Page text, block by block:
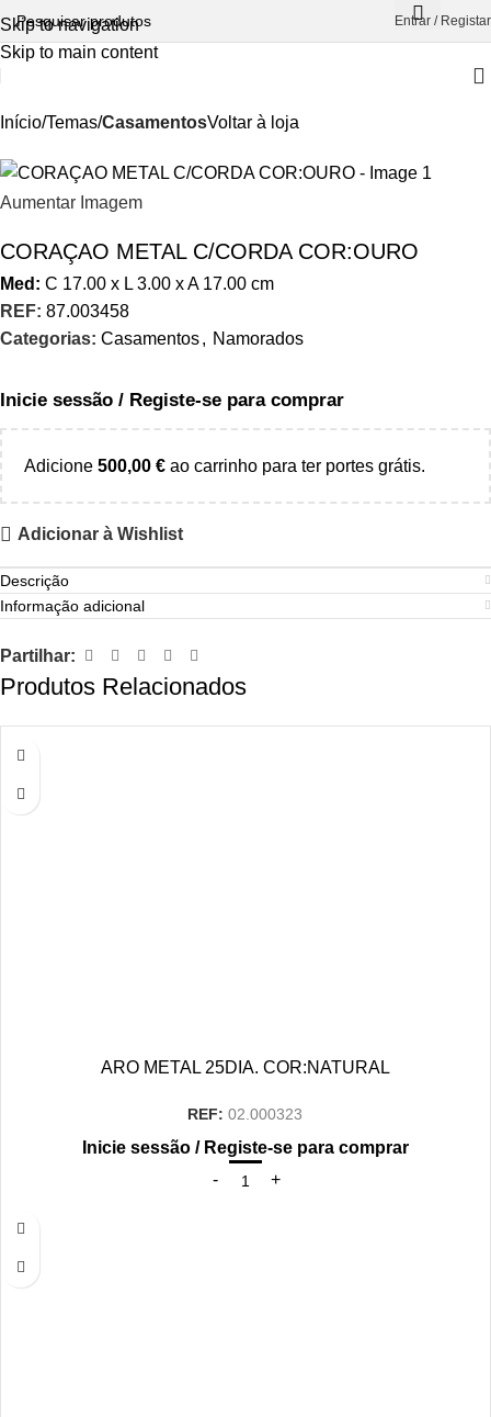
Skip to navigation
Skip to main content
Entrar / Registar
Início Temas CasamentosVoltar à loja
Aumentar Imagem
CORAÇAO METAL C/CORDA COR:OURO
Med: C 17.00 x L 3.00 xA 17.00 cm
REF: 87.003458
Categorias: Casamentos, Namorados
Inicie sessão / Registe-se para comprar
Adicione 500,00 € ao carrinho para ter portes grátis.
Adicionar à Wishlist
Descrição
Informação adicional
Partilhar:
Produtos Relacionados
ARO METAL 25DIA. COR:NATURAL
REF: 02.000323
Inicie sessão / Registe-se para comprar